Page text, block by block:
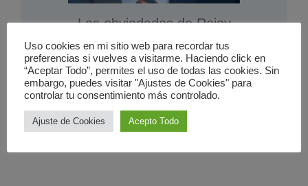
Las obviedades de Rajoy
20 septiembre 2011
Uso cookies en mi sitio web para recordar tus
preferencias si vuelves a visitarme. Haciendo click en
“Aceptar Todo”, permites el uso de todas las cookies. Sin
embargo, puedes visitar "Ajustes de Cookies" para
controlar tu consentimiento más controlado.
Ajuste de Cookies Acepto Todo